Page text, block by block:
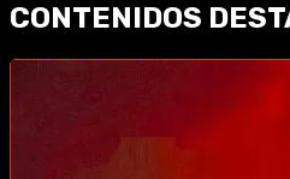
CONTENIDOS